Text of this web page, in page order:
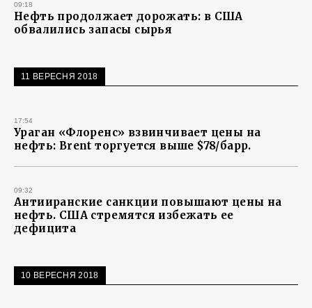
09:18
Нефть продолжает дорожать: в США
обвалились запасы сырья
11 ВЕРЕСНЯ 2018
17:54
Ураган «Флоренс» взвинчивает цены на
нефть: Brent торгуется выше $78/барр.
09:32
Антииранские санкции повышают цены на
нефть. США стремятся избежать ее
дефицита
10 ВЕРЕСНЯ 2018